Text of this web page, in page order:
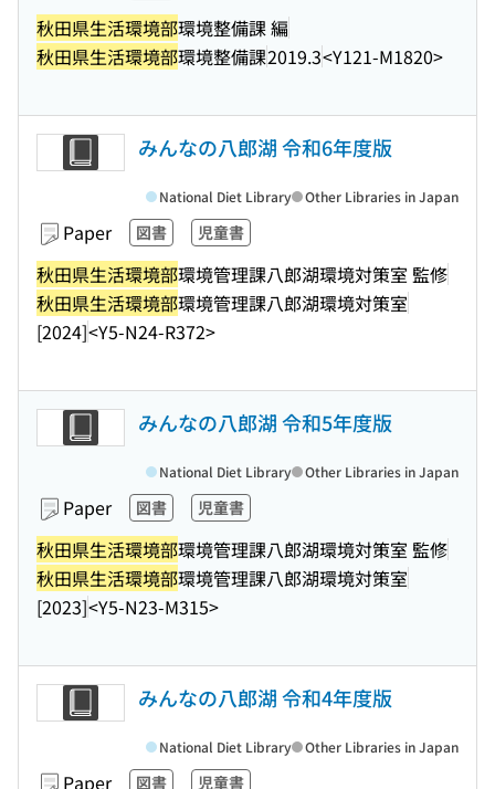
秋田県生活環境部環境整備課 編
秋田県生活環境部環境整備課2019.3<Y121-M1820>
みんなの八郎湖 令和6年度版
Paper 図書 児童書
秋田県生活環境部環境管理課八郎湖環境対策室 監修
秋田県生活環境部環境管理課八郎湖環境対策室
[2024]<Y5-N24-R372>
National Diet Library Other Libraries in Japan
みんなの八郎湖 令和5年度版
Paper 図書 児童書
秋田県生活環境部環境管理課八郎湖環境対策室 監修
秋田県生活環境部環境管理課八郎湖環境対策室
[2023]<Y5-N23-M315>
National Diet Library Other Libraries in Japan
みんなの八郎湖 令和4年度版
Paper 図書 児童書
National Diet Library Other Libraries in Japan